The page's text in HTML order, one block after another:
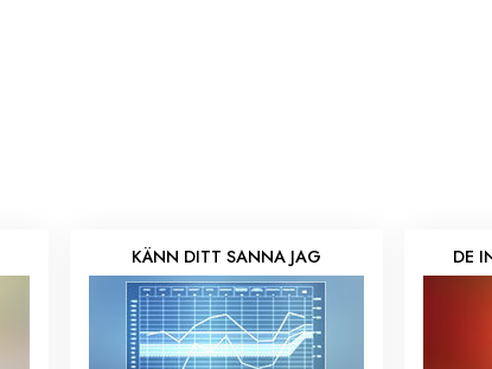
KÄNN DITT SANNA JAG DE